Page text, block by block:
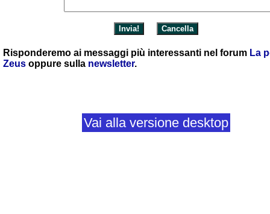
Risponderemo ai messaggi più interessanti nel forum La
Zeus oppure sulla newsletter.
Vai alla versione desktop